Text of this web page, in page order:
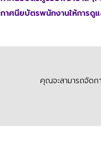
าศนียบัตรพนักงานให้การดู
คุณจะสามารถจัดก